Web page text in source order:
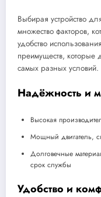
Выбирая устройство
множество факторов,
удобство
преимуществ,
самых разных условий.
Надёжность и
Высокая
Мощный двигатель,
Долговечные
срок службы
Удобство и